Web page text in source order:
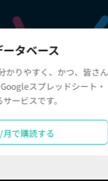
ス
、かつ、皆さん
レッドシート・
す。
る